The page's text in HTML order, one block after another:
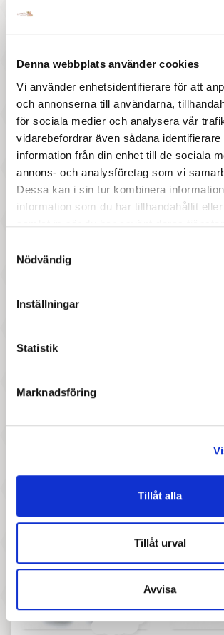
Denna webbplats använder cookies
Vi använder enhetsidentifierare för att
och annonserna till användarna,
för sociala medier och analysera vår
vidarebefordrar även sådana identifierare
information från din enhet till de sociala
annons- och analysföretag som vi
Dessa kan i sin tur kombinera
information som du har tillhandahållit
Nödvändig
Inställningar
Statistik
Marknadsföring
Tillåt alla
Tillåt urval
Avvisa
Pris
Djeco - Gold and lovely Djeco -
Maileg - Påsk Babushka ägg, 5
Maileg
37 :-
Mrs
37 :-